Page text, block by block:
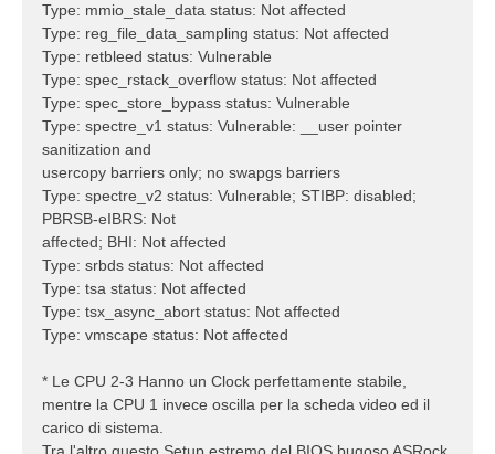
Type: mmio_stale_data status: Not affected
Type: reg_file_data_sampling status: Not affected
Type: retbleed status: Vulnerable
Type: spec_rstack_overflow status: Not affected
Type: spec_store_bypass status: Vulnerable
Type: spectre_v1 status: Vulnerable: __user pointer
sanitization and
usercopy barriers only; no swapgs barriers
Type: spectre_v2 status: Vulnerable; STIBP: disabled;
PBRSB-eIBRS: Not
affected; BHI: Not affected
Type: srbds status: Not affected
Type: tsa status: Not affected
Type: tsx_async_abort status: Not affected
Type: vmscape status: Not affected
* Le CPU 2-3 Hanno un Clock perfettamente stabile,
mentre la CPU 1 invece oscilla per la scheda video ed il
carico di sistema.